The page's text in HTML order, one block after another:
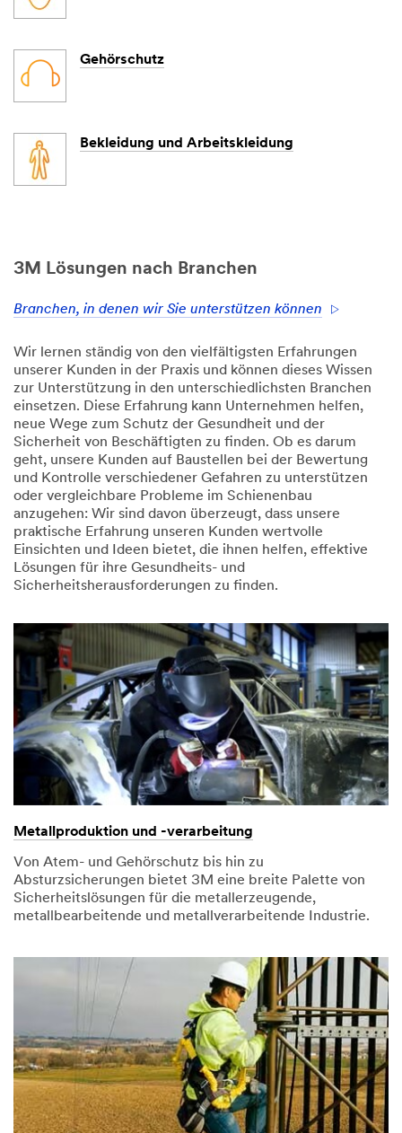
Gehörschutz
Bekleidung und Arbeitskleidung
3M Lösungen nach Branchen
Branchen, in denen wir Sie unterstützen können
Wir lernen ständig von den vielfältigsten Erfahrungen
unserer Kunden in der Praxis und können dieses Wissen
zur Unterstützung in den unterschiedlichsten Branchen
einsetzen. Diese Erfahrung kann Unternehmen helfen,
neue Wege zum Schutz der Gesundheit und der
Sicherheit von Beschäftigten zu finden. Ob es darum
geht, unsere Kunden auf Baustellen bei der Bewertung
und Kontrolle verschiedener Gefahren zu unterstützen
oder vergleichbare Probleme im Schienenbau
anzugehen: Wir sind davon überzeugt, dass unsere
praktische Erfahrung unseren Kunden wertvolle
Einsichten und Ideen bietet, die ihnen helfen, effektive
Lösungen für ihre Gesundheits- und
Sicherheitsherausforderungen zu finden.
Metallproduktion und -verarbeitung
Von Atem- und Gehörschutz bis hin zu
Absturzsicherungen bietet 3M eine breite Palette von
Sicherheitslösungen für die metallerzeugende,
metallbearbeitende und metallverarbeitende Industrie.